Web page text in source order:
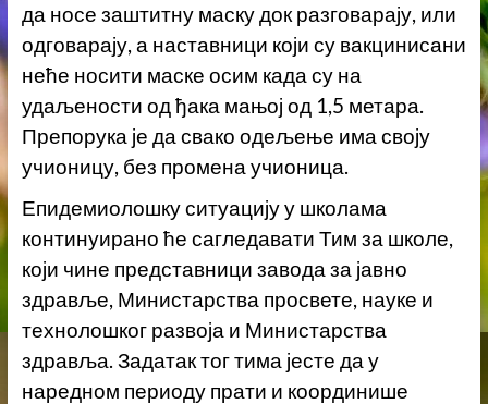
да носе заштитну маску док разговарају, или
одговарају, а наставници који су вакцинисани
неће носити маске осим када су на
удаљености од ђака мањој од 1,5 метара.
Препорука је да свако одељење има своју
учионицу, без промена учионица.
Епидемиолошку ситуацију у школама
континуирано ће сагледавати Тим за школе,
који чине представници завода за јавно
здравље, Министарства просвете, науке и
технолошког развоја и Министарства
здравља. Задатак тог тима јесте да у
наредном периоду прати и координише